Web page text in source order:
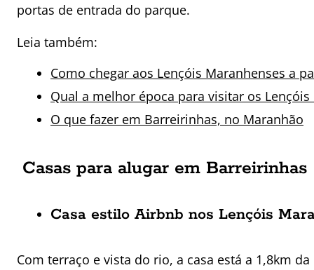
portas de entrada do parque.
Leia também:
Como chegar aos Lençóis Maranhenses a
Qual a melhor época para visitar os
O que fazer em Barreirinhas, no Maranhão
Casas para alugar em Barreirinhas
Casa estilo Airbnb nos Lençóis
Com terraço e vista do rio, a casa está a 1,8km